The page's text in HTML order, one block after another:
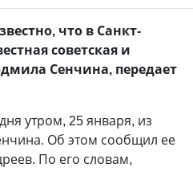
что в Санкт-
советская и
Сенчина, передает
утром, 25 января, из
Об этом сообщил ее
По его словам,